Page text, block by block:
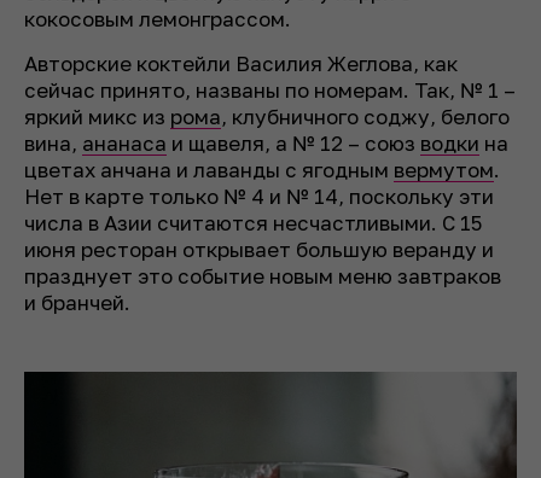
кокосовым лемонграссом.
Авторские коктейли Василия Жеглова, как
сейчас принято, названы по номерам. Так, № 1 –
яркий микс из рома, клубничного соджу, белого
вина, ананаса и щавеля, а № 12 – союз водки на
цветах анчана и лаванды с ягодным вермутом.
Нет в карте только № 4 и № 14, поскольку эти
числа в Азии считаются несчастливыми. С 15
июня ресторан открывает большую веранду и
празднует это событие новым меню завтраков
и бранчей.